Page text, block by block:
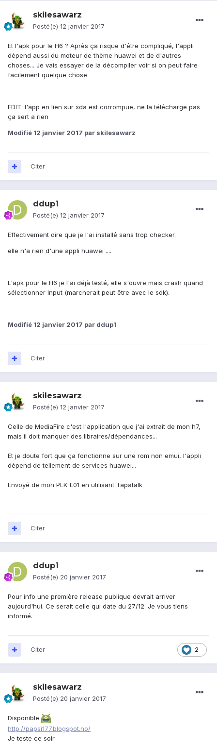
skilesawarz
Posté(e) 12 janvier 2017
Et l'apk pour le H6 ? Après ça risque d'être compliqué, l'appli
dépend aussi du moteur de thème huawei et de d'autres
choses... Je vais essayer de la décompiler voir si on peut faire
facilement quelque chose
EDIT: l'app en lien sur xda est corrompue, ne la télécharge pas
ça sert a rien
Modifié 12 janvier 2017 par skilesawarz
Citer
ddup1
Posté(e) 12 janvier 2017
Effectivement dire que je l'ai installé sans trop checker.
elle n'a rien d'une appli huawei ....
L'apk pour le H6 je l'ai déjà testé, elle s'ouvre mais crash quand
sélectionner Input (marcherait peut être avec le sdk).
Modifié 12 janvier 2017 par ddup1
Citer
skilesawarz
Posté(e) 12 janvier 2017
Celle de MediaFire c'est l'application que j'ai extrait de mon h7,
mais il doit manquer des libraires/dépendances...
Et je doute fort que ça fonctionne sur une rom non emui, l'appli
dépend de tellement de services huawei...
Envoyé de mon PLK-L01 en utilisant Tapatalk
Citer
ddup1
Posté(e) 20 janvier 2017
Pour info une première release publique devrait arriver
aujourd'hui. Ce serait celle qui date du 27/12. Je vous tiens
informé.
2
Citer
skilesawarz
Posté(e) 20 janvier 2017
Disponible
http://papsi177.blogspot.no/
Je teste ce soir